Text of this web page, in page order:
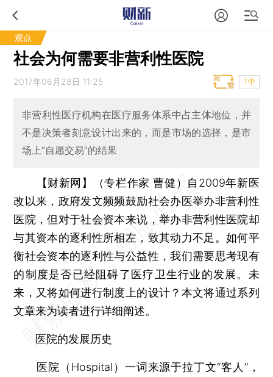
观点
社会为何需要非营利性医院
2017年06月28日 11:25 T中
非营利性医疗机构在医疗服务体系中占主体地位，并
不是决策者刻意设计出来的，而是市场的选择，是市
场上“自愿交易”的结果
【财新网】（专栏作家 曹健） 自2009年新医
改以来，政府发文频频鼓励社会办医举办非营利性
医院，但对于社会资本来说，举办非营利性医院却
与其资本的逐利性所相左，致其动力不足。如何平
衡社会资本的逐利性与公益性，我们需要思考现有
的制度是否已经阻碍了医疗卫生行业的发展。未
来，又将如何进行制度上的设计？本文将通过系列
文章来为读者进行详细阐述。
医院的发展历史
医院（Hospital）一词来源于拉丁文“客人”，